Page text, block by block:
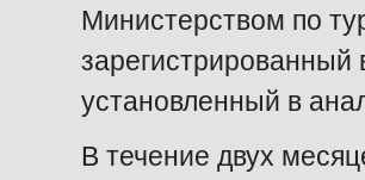
Министерством по
зарегистрированный
установленный в
В течение двух